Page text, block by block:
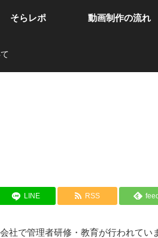
そらレポ 動画制作の流れ
LINE RSS
社で管理者研修・教育が行われてい